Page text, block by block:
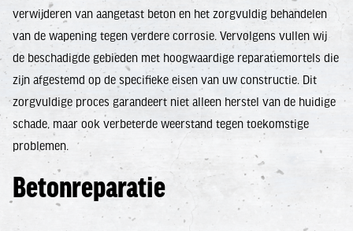
verwijderen van aangetast beton en het zorgvuldig behandelen
van de wapening tegen verdere corrosie. Vervolgens vullen wij
de beschadigde gebieden met hoogwaardige reparatiemortels die
zijn afgestemd op de specifieke eisen van uw constructie. Dit
zorgvuldige proces garandeert niet alleen herstel van de huidige
schade, maar ook verbeterde weerstand tegen toekomstige
problemen.
Betonreparatie